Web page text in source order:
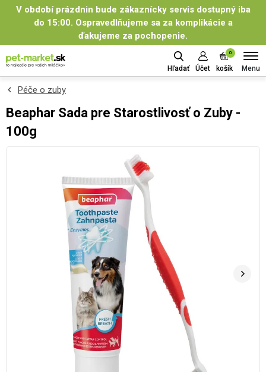
V období prázdnin bude zákaznícky servis dostupný iba
do 15:00. Ospravedlňujeme sa za komplikácie a
ďakujeme za pochopenie.
Hľadať Účet
0
košík Menu
Péče o zuby
Beaphar Sada pre Starostlivosť o Zuby -
100g